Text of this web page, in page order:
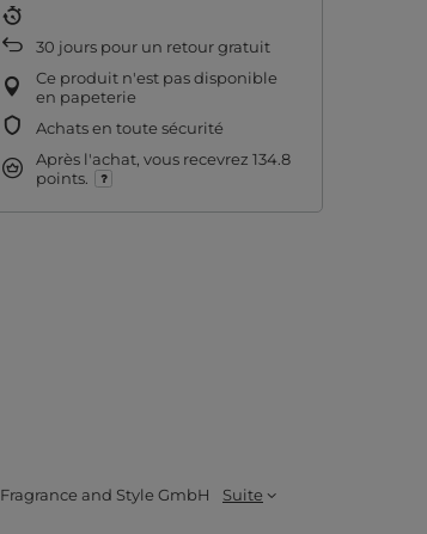
30 jours pour un retour gratuit
Ce produit n'est pas disponible
en papeterie
Achats en toute sécurité
Après l'achat, vous recevrez 134.8
points.
Fragrance and Style GmbH Suite